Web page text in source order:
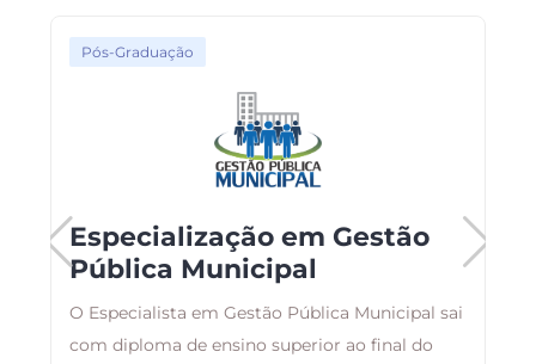
Pós-Graduação
Especialização em Gestão
Pública Municipal
O Especialista em Gestão Pública Municipal sai
com diploma de ensino superior ao final do